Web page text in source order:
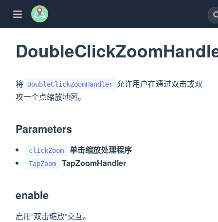
window)
将 DoubleClickZoomHandler
允许用户在通过双击或双
攻一个点缩放地图。
Parameters
clickZoom 单击缩放处理程序
TapZoom TapZoomHandler
enable
启用“双击缩放”交互。